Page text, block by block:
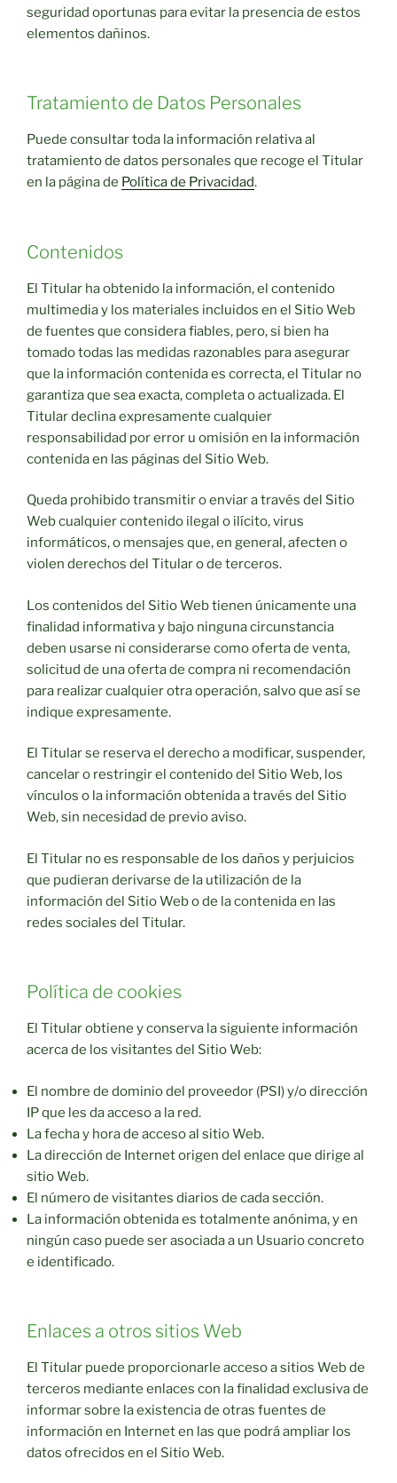
seguridad oportunas para evitar la presencia de estos
elementos dañinos.
Tratamiento de Datos Personales
Puede consultar toda la información relativa al
tratamiento de datos personales que recoge el Titular
en la página de Política de Privacidad.
Contenidos
El Titular ha obtenido la información, el contenido
multimedia y los materiales incluidos en el Sitio Web
de fuentes que considera fiables, pero, si bien ha
tomado todas las medidas razonables para asegurar
que la información contenida es correcta, el Titular no
garantiza que sea exacta, completa o actualizada. El
Titular declina expresamente cualquier
responsabilidad por error u omisión en la información
contenida en las páginas del Sitio Web.
Queda prohibido transmitir o enviar a través del Sitio
Web cualquier contenido ilegal o ilícito, virus
informáticos, o mensajes que, en general, afecten o
violen derechos del Titular o de terceros.
Los contenidos del Sitio Web tienen únicamente una
finalidad informativa y bajo ninguna circunstancia
deben usarse ni considerarse como oferta de venta,
solicitud de una oferta de compra ni recomendación
para realizar cualquier otra operación, salvo que así se
indique expresamente.
El Titular se reserva el derecho a modificar, suspender,
cancelar o restringir el contenido del Sitio Web, los
vínculos o la información obtenida a través del Sitio
Web, sin necesidad de previo aviso.
El Titular no es responsable de los daños y perjuicios
que pudieran derivarse de la utilización de la
información del Sitio Web o de la contenida en las
redes sociales del Titular.
Política de cookies
El Titular obtiene y conserva la siguiente información
acerca de los visitantes del Sitio Web:
El nombre de dominio del proveedor (PSI) y/o dirección
IP que les da acceso a la red.
La fecha y hora de acceso al sitio Web.
La dirección de Internet origen del enlace que dirige al
sitio Web.
El número de visitantes diarios de cada sección.
La información obtenida es totalmente anónima, y en
ningún caso puede ser asociada a un Usuario concreto
e identificado.
Enlaces a otros sitios Web
El Titular puede proporcionarle acceso a sitios Web de
terceros mediante enlaces con la finalidad exclusiva de
informar sobre la existencia de otras fuentes de
información en Internet en las que podrá ampliar los
datos ofrecidos en el Sitio Web.